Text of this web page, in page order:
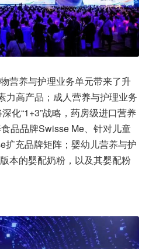
营养与护理业务单元带来了升
力高产品；成人营养与护理业务
化“1+3”战略，药房级进口营养
品品牌Swisse Me、针对儿童
扩充品牌矩阵；婴幼儿营养与护
本的婴配奶粉，以及其婴配粉